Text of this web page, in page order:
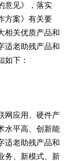
意见》，落实
方案》有关要
相关优质产品和
适老助残产品和
如下：
网应用、硬件产
水平高、创新能
适老助残产品和
务、新模式、新